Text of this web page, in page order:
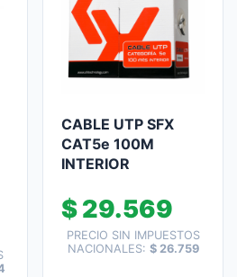
CABLE UTP SFX
CAT5e 100M
INTERIOR
$29.569
PRECIO SIN IMPUESTOS
NACIONALES: $26.759